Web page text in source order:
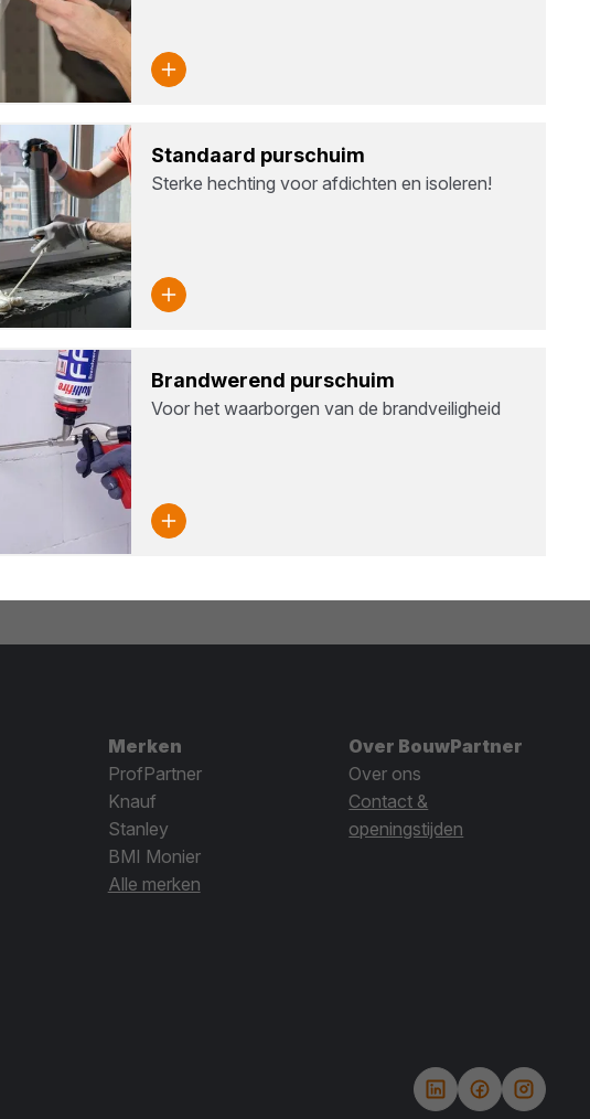
Stan­daard pur­schuim
Sterke hechting voor afdichten en isoleren!
Brand­we­rend pur­schuim
Voor het waarborgen van de brandveiligheid
Merken
ProfPartner
Knauf
Stanley
BMI Monier
Alle merken
Over BouwPartner
Over ons
Contact &
openingstijden